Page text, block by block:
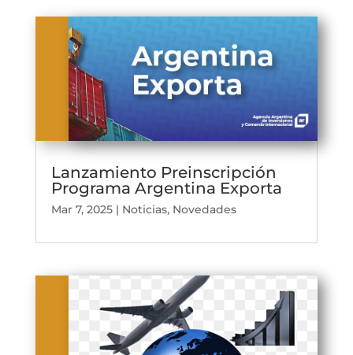
Lanzamiento Preinscripción
Programa Argentina Exporta
Mar 7, 2025| Noticias, Novedades